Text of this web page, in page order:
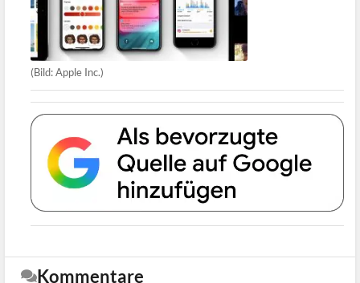
(Bild: Apple Inc.)
Kommentare